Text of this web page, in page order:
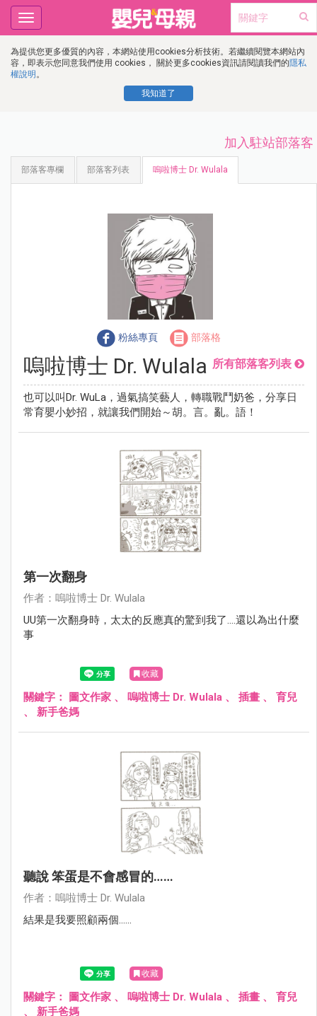
為提供您更多優質的內容，本網站使用cookies分析技術。若繼續閱覽本網站內
容，即表示您同意我們使用 cookies， 關於更多cookies資訊請閱讀我們的隱私
權說明 。
我知道了
Toggle
navigation
加入駐站部落客
部落客專欄 部落客列表 嗚啦博士 Dr. Wulala
粉絲專頁 部落格
嗚啦博士 Dr. Wulala 所有部落客列表
也可以叫Dr. WuLa，過氣搞笑藝人，轉職戰鬥奶爸，分享日
常育嬰小妙招，就讓我們開始～胡。言。亂。語！
第一次翻身
作者：嗚啦博士 Dr. Wulala
UU第一次翻身時，太太的反應真的驚到我了….還以為出什麼
事
收藏
關鍵字： 圖文作家 、 嗚啦博士 Dr. Wulala 、 插畫 、 育兒
、 新手爸媽
聽說 笨蛋是不會感冒的……
作者：嗚啦博士 Dr. Wulala
結果是我要照顧兩個......
收藏
關鍵字： 圖文作家 、 嗚啦博士 Dr. Wulala 、 插畫 、 育兒
、 新手爸媽